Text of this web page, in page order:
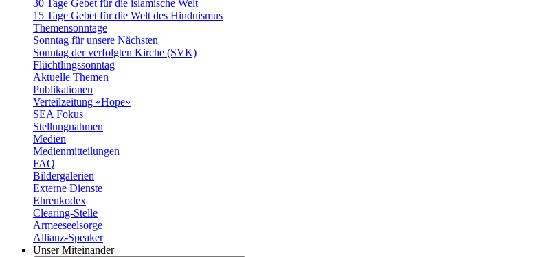
30 Tage Gebet für die islamische Welt
15 Tage Gebet für die Welt des Hinduismus
Themensonntage
Sonntag für unsere Nächsten
Sonntag der verfolgten Kirche (SVK)
Flüchtlingssonntag
Aktuelle Themen
Publikationen
Verteilzeitung «Hope»
SEA Fokus
Stellungnahmen
Medien
Medienmitteilungen
FAQ
Bildergalerien
Externe Dienste
Ehrenkodex
Clearing-Stelle
Armeeseelsorge
Allianz-Speaker
Unser Miteinander